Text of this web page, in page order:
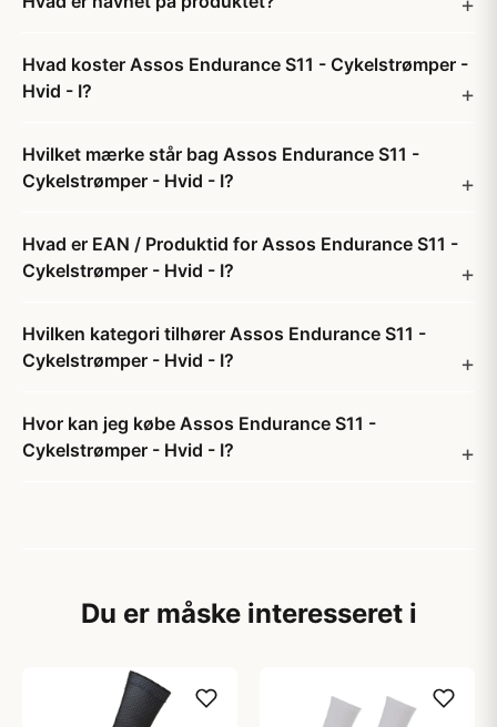
Hvad koster Assos Endurance S11 - Cykelstrømper -
Hvid - I?
Hvilket mærke står bag Assos Endurance S11 -
Cykelstrømper - Hvid - I?
Hvad er EAN / Produktid for Assos Endurance S11 -
Cykelstrømper - Hvid - I?
Hvilken kategori tilhører Assos Endurance S11 -
Cykelstrømper - Hvid - I?
Hvor kan jeg købe Assos Endurance S11 -
Cykelstrømper - Hvid - I?
Du er måske interesseret i